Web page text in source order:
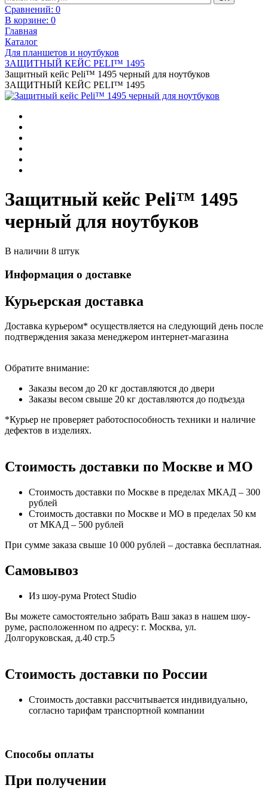
Сравнений: 0
В корзине: 0
Главная
Каталог
Для планшетов и ноутбуков
ЗАЩИТНЫЙ КЕЙС PELI™ 1495
Защитный кейс Peli™ 1495 черный для ноутбуков
ЗАЩИТНЫЙ КЕЙС PELI™ 1495
Защитный кейс Peli™ 1495
черный для ноутбуков
В наличии 8 штук
Информация о доставке
Курьерская доставка
Доставка курьером* осуществляется на следующий день после
подтверждения заказа менеджером интернет-магазина
Обратите внимание:
Заказы весом до 20 кг доставляются до двери
Заказы весом свыше 20 кг доставляются до подъезда
*Курьер не проверяет работоспособность техники и наличие
дефектов в изделиях.
Стоимость доставки по Москве и МО
Стоимость доставки по Москве в пределах МКАД – 300
рублей
Стоимость доставки по Москве и МО в пределах 50 км
от МКАД – 500 рублей
При сумме заказа свыше 10 000 рублей – доставка бесплатная.
Самовывоз
Из шоу-рума Protect Studio
Вы можете самостоятельно забрать Ваш заказ в нашем шоу-
руме, расположенном по адресу: г. Москва, ул.
Долгоруковская, д.40 стр.5
Стоимость доставки по России
Стоимость доставки рассчитывается индивидуально,
согласно тарифам транспортной компании
Способы оплаты
При получении